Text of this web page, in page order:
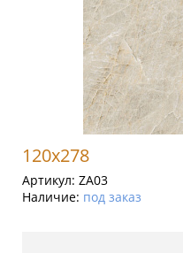
120x278
Артикул: ZA03
Наличие: под заказ